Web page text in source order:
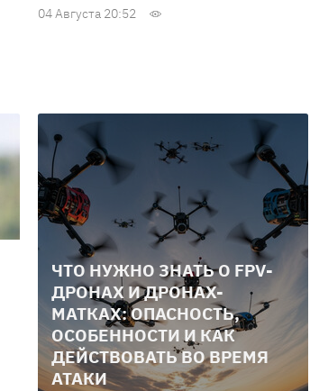
04 Августа 20:52
ЧТО НУЖНО ЗНАТЬ О FPV-
ДРОНАХ И ДРОНАХ-
МАТКАХ: ОПАСНОСТЬ,
ОСОБЕННОСТИ И КАК
ДЕЙСТВОВАТЬ ВО ВРЕМЯ
АТАКИ